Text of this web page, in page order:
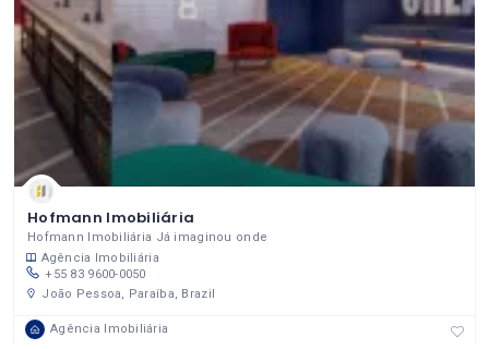
Hofmann Imobiliária
Hofmann Imobiliária Já imaginou onde
Agência Imobiliária
+55 83 9600-0050
João Pessoa, Paraíba, Brazil
Agência Imobiliária